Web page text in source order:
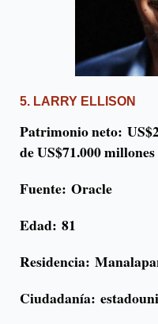
5. LARRY ELLISON
Patrimonio neto:
de US$71.000
Fuente: Oracle
Edad: 81
Residencia:
Ciudadanía: